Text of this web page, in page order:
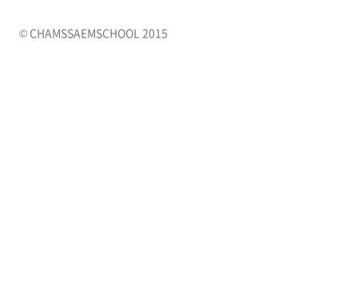
© CHAMSSAEMSCHOOL 2015